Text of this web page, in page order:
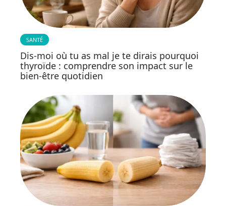
SANTÉ
Dis-moi où tu as mal je te dirais pourquoi
thyroïde : comprendre son impact sur le
bien-être quotidien